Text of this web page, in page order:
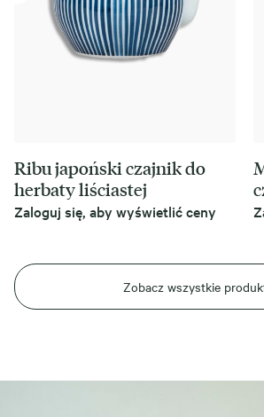
Zobacz wszystkie
Ribu japoński czajnik do
herbaty liściastej
Zaloguj się, aby wyświetlić ceny